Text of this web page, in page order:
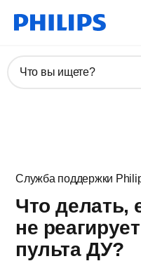
Что вы ищете?
Служба поддержки
Что делать,
не
пульта ДУ?